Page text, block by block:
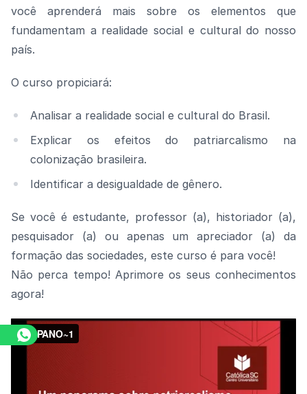
você aprenderá mais sobre os elementos que
fundamentam a realidade social e cultural do nosso
país.
O curso propiciará:
Analisar a realidade social e cultural do Brasil.
Explicar os efeitos do patriarcalismo na
colonização brasileira.
Identificar a desigualdade de gênero.
Se você é estudante, professor (a), historiador (a),
pesquisador (a) ou apenas um apreciador (a) da
formação das sociedades, este curso é para você!
Não perca tempo! Aprimore os seus conhecimentos
agora!